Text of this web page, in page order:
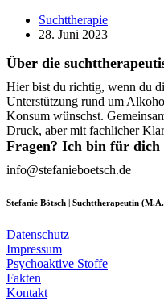
Suchttherapie
28. Juni 2023
Über die
Hier bist du richtig, wenn du
Unterstützung rund um
Konsum wünschst.
Druck, aber mit fachlicher
Fragen? Ich bin für dich
info@stefanieboetsch.de
Stefanie Bötsch | Suchttherapeutin
Datenschutz
Impressum
Psychoaktive Stoffe
Fakten
Kontakt